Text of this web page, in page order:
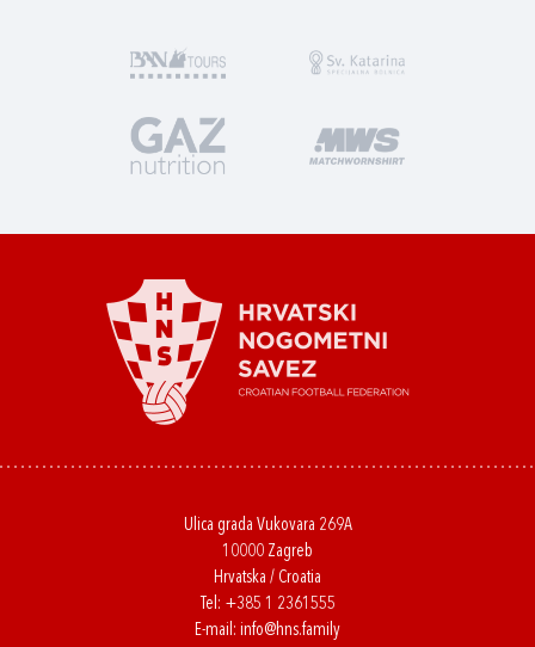
Ulica grada Vukovara 269A
10000 Zagreb
Hrvatska / Croatia
Tel: +385 1 2361555
E-mail: info@hns.family